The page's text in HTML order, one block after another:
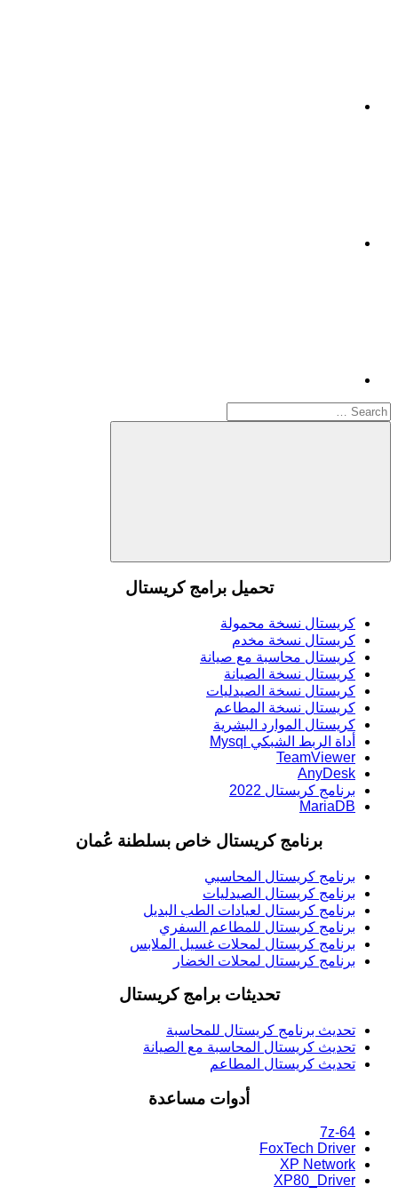
Search
for:
Search
تحميل برامج كريستال
كريستال نسخة محمولة
كريستال نسخة مخدم
كريستال محاسبة مع صيانة
كريستال نسخة الصيانة
كريستال نسخة الصيدليات
كريستال نسخة المطاعم
كريستال الموارد البشرية
أداة الربط الشبكي Mysql
TeamViewer
AnyDesk
برنامج كريستال 2022
MariaDB
برنامج كريستال خاص بسلطنة عُمان
برنامج كريستال المحاسبي
برنامج كريستال الصيدليات
برنامج كريستال لعيادات الطب البديل
برنامج كريستال للمطاعم السفري
برنامج كريستال لمحلات غسيل الملابس
برنامج كريستال لمحلات الخضار
تحديثات برامج كريستال
تحديث برنامج كريستال للمحاسبة
تحديث كريستال المحاسبة مع الصيانة
تحديث كريستال المطاعم
أدوات مساعدة
7z-64
FoxTech Driver
XP Network
XP80_Driver